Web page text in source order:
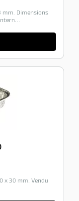
mm. Dimensions
x 30 mm. Vendu